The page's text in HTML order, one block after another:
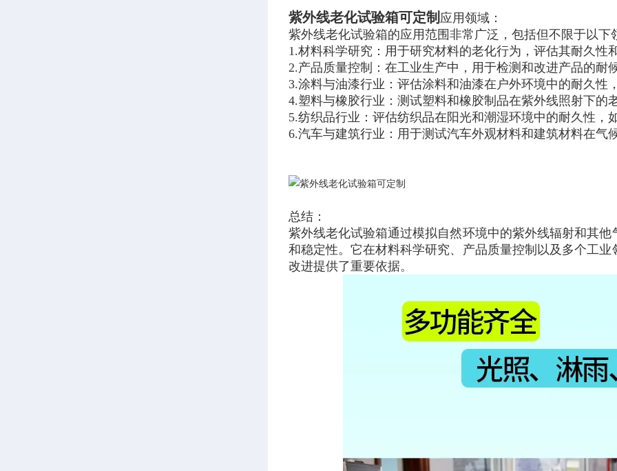
紫外线老化试验箱可定制 应用领域：
紫外线老化试验箱的应用范围非常广泛，包括但不限于以下
1.材料科学研究：用于研究材料的老化行为，评估其耐久性
2.产品质量控制：在工业生产中，用于检测和改进产品的耐
3.涂料与油漆行业：评估涂料和油漆在户外环境中的耐久性
4.塑料与橡胶行业：测试塑料和橡胶制品在紫外线照射下的
5.纺织品行业：评估纺织品在阳光和潮湿环境中的耐久性，
6.汽车与建筑行业：用于测试汽车外观材料和建筑材料在气
总结：
紫外线老化试验箱通过模拟自然环境中的紫外线辐射和其
和稳定性。它在材料科学研究、产品质量控制以及多个工
改进提供了重要依据。